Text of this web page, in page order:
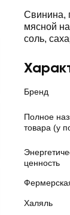
Свинина,
мясной
соль,
Бренд
Полное
товара (у
ценность
Халяль